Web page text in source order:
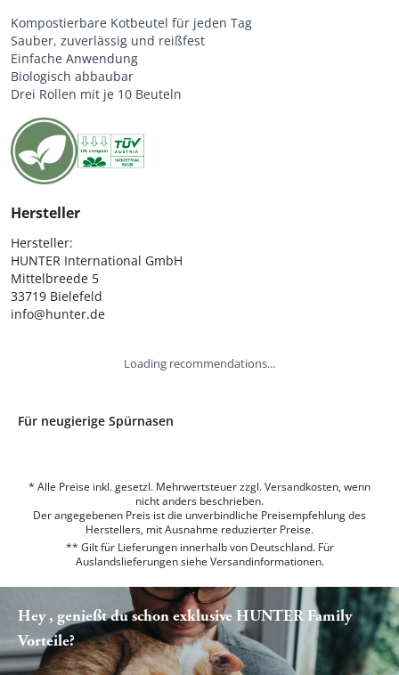
Kompostierbare Kotbeutel für jeden Tag
Sauber, zuverlässig und reißfest
Einfache Anwendung
Biologisch abbaubar
Drei Rollen mit je 10 Beuteln
Hersteller
Hersteller:
HUNTER International GmbH
Mittelbreede 5
33719 Bielefeld
info@hunter.de
Loading recommendations...
Für neugierige Spürnasen
* Alle Preise inkl. gesetzl. Mehrwertsteuer zzgl. Versandkosten, wenn
nicht anders beschrieben.
Der angegebenen Preis ist die unverbindliche Preisempfehlung des
Herstellers, mit Ausnahme reduzierter Preise.
** Gilt für Lieferungen innerhalb von Deutschland. Für
Auslandslieferungen siehe Versandinformationen.
Hey , genießt du schon exklusive HUNTER Family
Vorteile?